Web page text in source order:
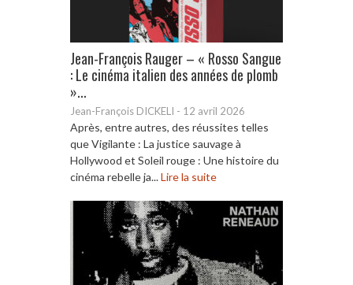
Jean-François Rauger – « Rosso Sangue
: Le cinéma italien des années de plomb
»...
Jean-François DICKELI - 12 avril 2026
Après, entre autres, des réussites telles
que Vigilante : La justice sauvage à
Hollywood et Soleil rouge : Une histoire du
cinéma rebelle ja...Lire la suite